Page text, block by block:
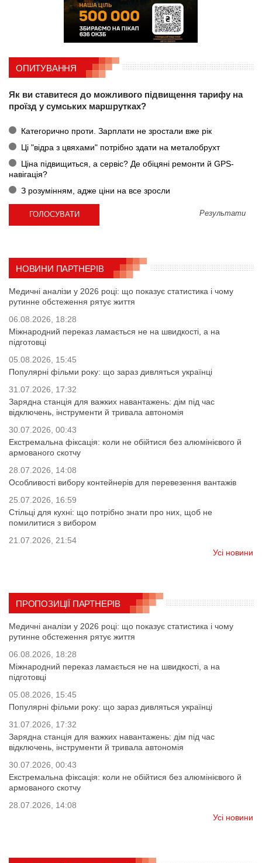
ОПИТУВАННЯ
Як ви ставитеся до можливого підвищення тарифу на
проїзд у сумських маршрутках?
Категорично проти. Зарплати не зростали вже рік
Ці "відра з цвяхами" потрібно здати на металобрухт
Ціна підвищиться, а сервіс? Де обіцяні ремонти й GPS-
навігація?
З розумінням, адже ціни на все зросли
Результати
НОВИНИ ПАРТНЕРІВ
Медичні аналізи у 2026 році: що показує статистика і чому
рутинне обстеження рятує життя
06.08.2026, 18:28
Міжнародний переказ ламається не на швидкості, а на
підготовці
05.08.2026, 15:45
Популярні фільми року: що зараз дивляться українці
31.07.2026, 17:32
Зарядна станція для важких навантажень: дім під час
відключень, інструменти й тривала автономія
30.07.2026, 00:43
Екстремальна фіксація: коли не обійтися без алюмінієвого й
армованого скотчу
28.07.2026, 14:08
Особливості вибору контейнерів для перевезення вантажів
25.07.2026, 16:59
Стільці для кухні: що потрібно знати про них, щоб не
помилитися з вибором
21.07.2026, 21:54
Усі новини
ПРОПОЗИЦІЇ ПАРТНЕРІВ
Медичні аналізи у 2026 році: що показує статистика і чому
рутинне обстеження рятує життя
06.08.2026, 18:28
Міжнародний переказ ламається не на швидкості, а на
підготовці
05.08.2026, 15:45
Популярні фільми року: що зараз дивляться українці
31.07.2026, 17:32
Зарядна станція для важких навантажень: дім під час
відключень, інструменти й тривала автономія
30.07.2026, 00:43
Екстремальна фіксація: коли не обійтися без алюмінієвого й
армованого скотчу
28.07.2026, 14:08
Усі новини